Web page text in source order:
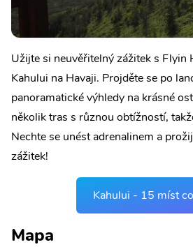
Užijte si neuvěřitelný zážitek s Flyin
Kahului na Havaji. Projděte se po
panoramatické výhledy na krásné
několik tras s různou obtížností,
Nechte se unést adrenalinem a
zážitek!
Kahului - 15 míst
Mapa